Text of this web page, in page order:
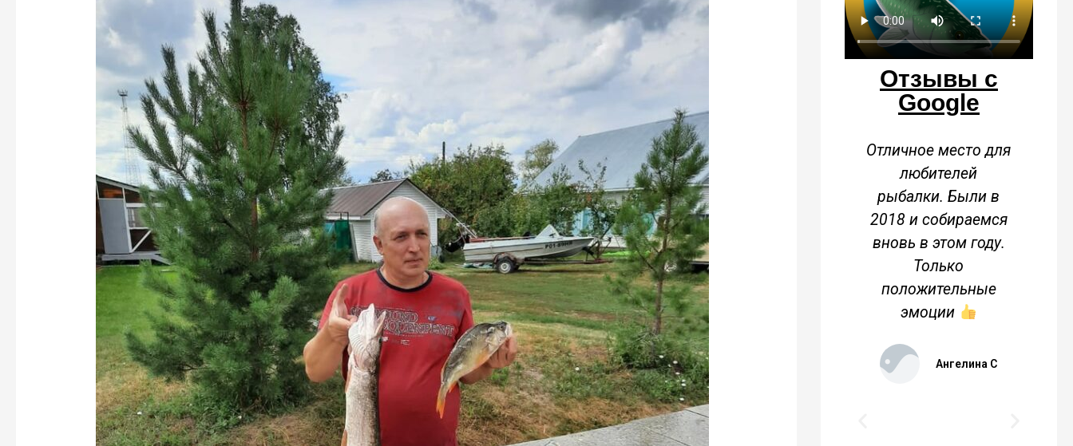
Отзывы с
Google
Отличное место для
отдыха и рыбалки.
Очень приятные и
общительные
хозяева.
Комфортные
условия. Отдыхали
двумя семьями с
детьми. Могу смело
советовать для
посещения.
Антон А.
18.08.2019
Зашибись место.
Много паутов..ну
это ничего я жива.
Баня отличная и
хозяева супер. Еда
вкусная, а что
самое главное- Я
ЧЁРТ ВОЗЬМИ
ВЫСЫПАЮСЬ НА
ТАКИХ ЗАШИБИСЬ
НЕФИГОВЫХ
Отличное место для
любителей
рыбалки. Были в
2018 и собираемся
вновь в этом году.
Только
положительные
эмоции
Ангелина С